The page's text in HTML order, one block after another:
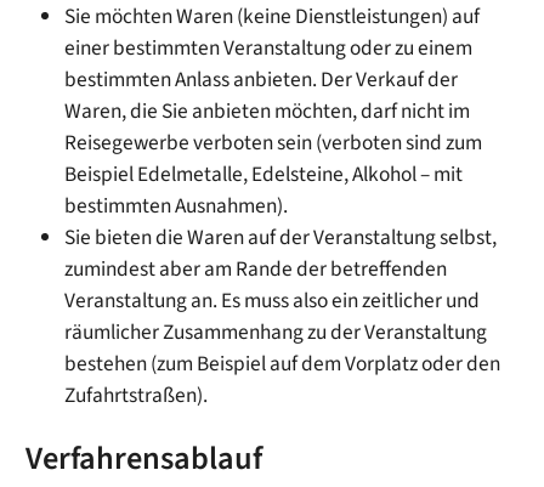
Sie möchten Waren (keine Dienstleistungen) auf
einer bestimmten Veranstaltung oder zu einem
bestimmten Anlass anbieten. Der Verkauf der
Waren, die Sie anbieten möchten, darf nicht im
Reisegewerbe verboten sein (verboten sind zum
Beispiel Edelmetalle, Edelsteine, Alkohol – mit
bestimmten Ausnahmen).
Sie bieten die Waren auf der Veranstaltung selbst,
zumindest aber am Rande der betreffenden
Veranstaltung an. Es muss also ein zeitlicher und
räumlicher Zusammenhang zu der Veranstaltung
bestehen (zum Beispiel auf dem Vorplatz oder den
Zufahrtstraßen).
Verfahrensablauf